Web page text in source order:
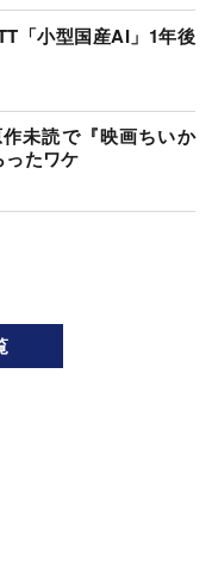
「小型国産AI」1年後
未読で『映画ちいか
たワケ